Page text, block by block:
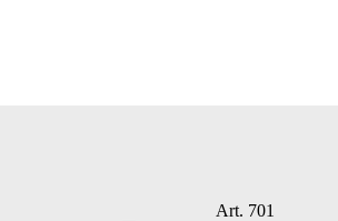
Art. 701